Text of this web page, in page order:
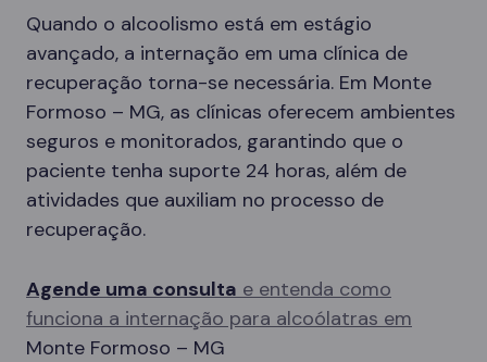
Quando o alcoolismo está em estágio
avançado, a internação em uma clínica de
recuperação torna-se necessária. Em Monte
Formoso – MG, as clínicas oferecem ambientes
seguros e monitorados, garantindo que o
paciente tenha suporte 24 horas, além de
atividades que auxiliam no processo de
recuperação.
Agende uma consulta e entenda como
funciona a internação para alcoólatras em
Monte Formoso – MG